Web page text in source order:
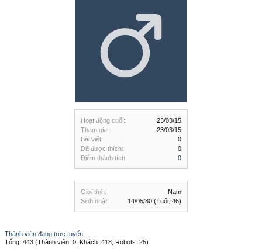
Hoạt động cuối:
23/03/15
Tham gia:
23/03/15
Bài viết:
0
Đã được thích:
0
Điểm thành tích:
0
Giới tính:
Nam
Sinh nhật:
14/05/80 (Tuổi: 46)
Thành viên đang trực tuyến
Tổng: 443 (Thành viên: 0, Khách: 418, Robots: 25)